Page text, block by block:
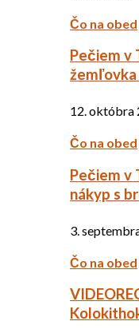
Čo na obed
Pečiem v
12. októbra
Čo na obed
Pečiem v
nákyp s
3.
Čo na obed